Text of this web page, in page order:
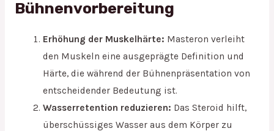
Bühnenvorbereitung
Erhöhung der Muskelhärte: Masteron verleiht
den Muskeln eine ausgeprägte Definition und
Härte, die während der Bühnenpräsentation von
entscheidender Bedeutung ist.
Wasserretention reduzieren: Das Steroid hilft,
überschüssiges Wasser aus dem Körper zu